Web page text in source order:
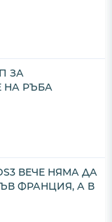
ЗА
НА РЪБА
ВЕЧЕ НЯМА ДА
ФРАНЦИЯ, А В